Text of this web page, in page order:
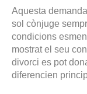
Aquesta
sol cònjuge
condicions
mostrat el seu
divorci es pot
diferencien